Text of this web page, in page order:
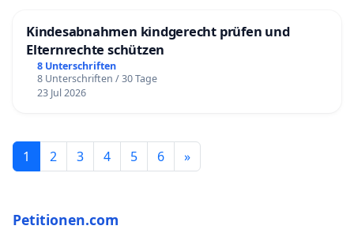
Kindesabnahmen kindgerecht prüfen und
Elternrechte schützen
8 Unterschriften
8 Unterschriften / 30 Tage
23 Jul 2026
1 2 3 4 5 6 »
Petitionen.com